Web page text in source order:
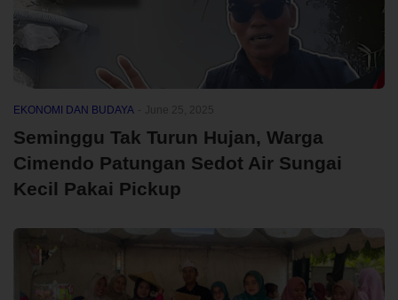
EKONOMI DAN BUDAYA
Seminggu Tak Turun Hujan, Warga
Cimendo Patungan Sedot Air Sungai
Kecil Pakai Pickup